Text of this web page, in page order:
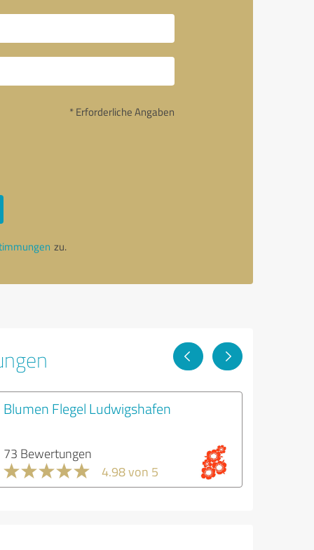
* Erforderliche Angaben
zu.
Blumen Flegel Ludwigshafen
73 Bewertungen
4.98 von 5